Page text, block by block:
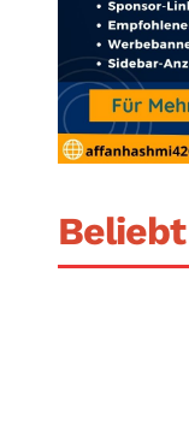
Beliebt